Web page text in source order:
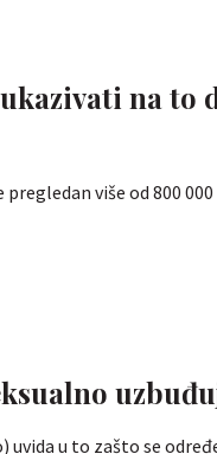
​​na to
više od 800
u to zašto se